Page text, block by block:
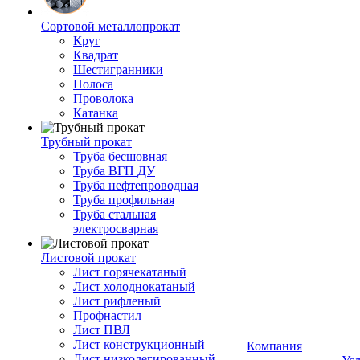
Сортовой металлопрокат
Круг
Квадрат
Шестигранники
Полоса
Проволока
Катанка
Трубный прокат
Труба бесшовная
Труба ВГП ДУ
Труба нефтепроводная
Труба профильная
Труба стальная
электросварная
Листовой прокат
Лист горячекатаный
Лист холоднокатаный
Лист рифленый
Профнастил
Лист ПВЛ
Лист конструкционный
Компания